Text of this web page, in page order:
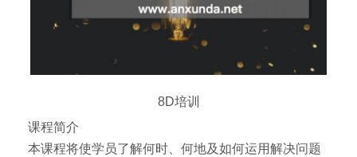
8D培训
课程简介
本课程将使学员了解何时、何地及如何运用解决问题